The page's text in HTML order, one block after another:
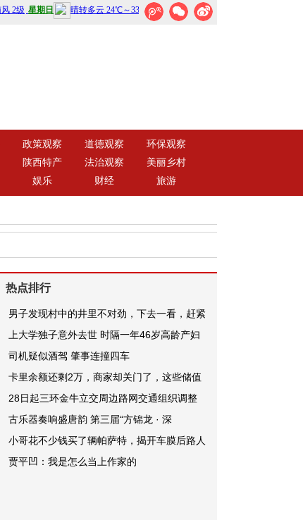
政策观察 道德观察
环保观察
陕西特产 法治观察
美丽乡村
娱乐 财经 旅游
热点排行
男子发现村中的井里不对劲，下去一看，赶紧
上大学独子意外去世 时隔一年46岁高龄产妇
司机疑似酒驾 肇事连撞四车
卡里余额还剩2万，商家却关门了，这些储值
28日起三环金牛立交周边路网交通组织调整
古乐器奏响盛唐韵 第三届“方锦龙 · 深
小哥花不少钱买了辆帕萨特，揭开车膜后路人
贾平凹：我是怎么当上作家的